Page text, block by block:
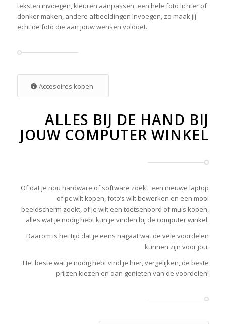
teksten invoegen, kleuren aanpassen, een hele foto lichter of
donker maken, andere afbeeldingen invoegen, zo maak jij
echt de foto die aan jouw wensen voldoet.
Accesoires kopen
ALLES BIJ DE HAND BIJ
JOUW COMPUTER WINKEL
Of dat je nou hardware of software zoekt, een nieuwe laptop
of pc wilt kopen, foto’s wilt bewerken en een mooi
beeldscherm zoekt, of je wilt een toetsenbord of muis kopen,
alles wat je nodig hebt kun je vinden bij de computer winkel.
Daarom is het tijd dat je eens nagaat wat de vele voordelen
kunnen zijn voor jou.
Het beste wat je nodig hebt vind je hier, vergelijken, de beste
prijzen kiezen en dan genieten van de voordelen!